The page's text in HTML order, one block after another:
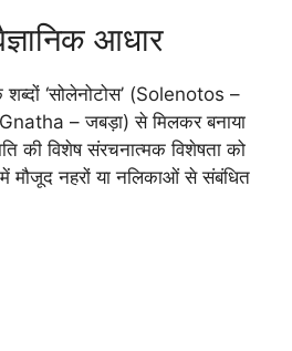
आधार
शब्दों ‘सोलेनोटोस’ (Solenotos –
– जबड़ा) से मिलकर बनाया
की विशेष संरचनात्मक विशेषता को
मौजूद नहरों या नलिकाओं से संबंधित